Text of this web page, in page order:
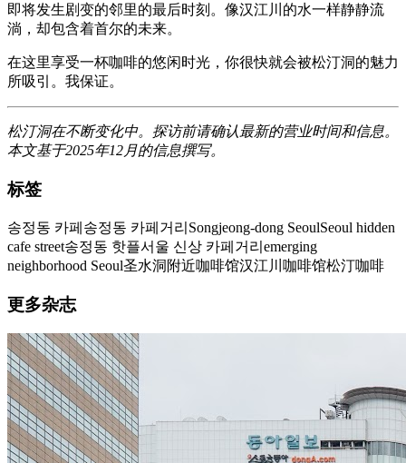
即将发生剧变的邻里的最后时刻。像汉江川的水一样静静流
淌，却包含着首尔的未来。
在这里享受一杯咖啡的悠闲时光，你很快就会被松汀洞的魅力
所吸引。我保证。
松汀洞在不断变化中。探访前请确认最新的营业时间和信息。
本文基于2025年12月的信息撰写。
标签
송정동 카페 송정동 카페거리 Songjeong-dong SeoulSeoul hidden
cafe street송정동 핫플서울 신상 카페거리 emerging
neighborhood Seoul圣水洞附近咖啡馆汉江川咖啡馆松汀咖啡
更多杂志